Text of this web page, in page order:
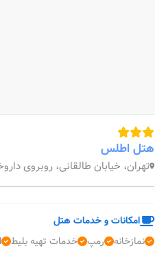
هتل اطلس
تهران، خیابان طالقانی، روبروی
امکانات و خدمات هتل
نمازخانه
رمپ خدمات تهیه بلیط